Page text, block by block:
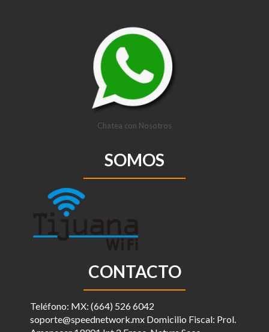
Chatea con Nosotros
SOMOS
CONTACTO
Teléfono: MX: (664) 526 6042
soporte@speednetwork.mx Domicilio Fiscal: Prol.